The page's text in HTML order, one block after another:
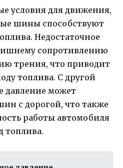
условия для движения,
шины способствуют
Недостаточное
сопротивлению
трения, что приводит
топлива. С другой
давление может
с дорогой, что также
работы автомобиля
топлива.